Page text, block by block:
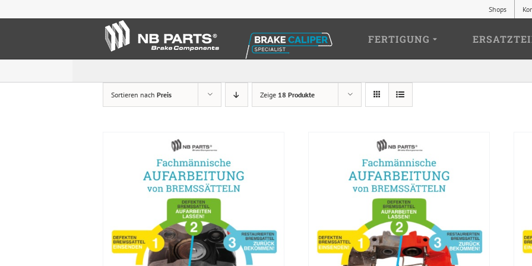
Inhalt
Shops
FERTIGUNG
Sortieren nach Preis Zeige 18 Produkte
► ZUM AUFARBEITUNGSANTRAG
/
DETAILS
►